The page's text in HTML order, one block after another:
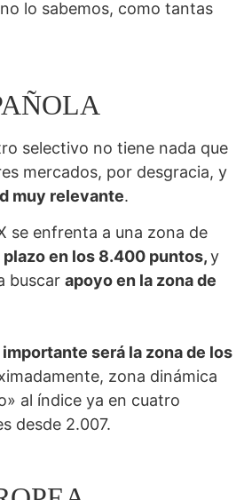
lo sabemos, como tantas
selectivo no tiene nada que
mercados, por desgracia, y
muy relevante.
se enfrenta a una zona de
en los 8.400 puntos,y
buscar apoyo en la zona de
será la zona de los
zona dinámica
al índice ya en cuatro
desde 2.007.